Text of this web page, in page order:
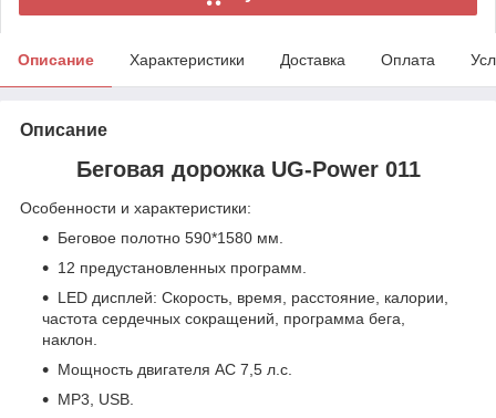
Описание Характеристики Доставка Оплата
Описание
Беговая дорожка UG-Power 011
Особенности и характеристики:
Беговое полотно 590*1580 мм.
12 предустановленных программ.
LED дисплей: Скорость, время, расстояние, калории,
частота сердечных сокращений, программа бега,
наклон.
Мощность двигателя АС 7,5 л.с.
МР3, USB.